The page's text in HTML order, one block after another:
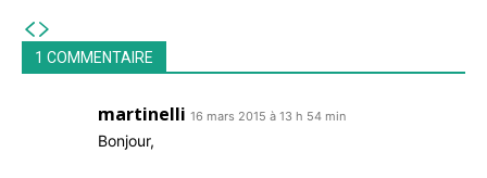
1 COMMENTAIRE
martinelli 16 mars 2015 à 13 h 54 min
Bonjour,